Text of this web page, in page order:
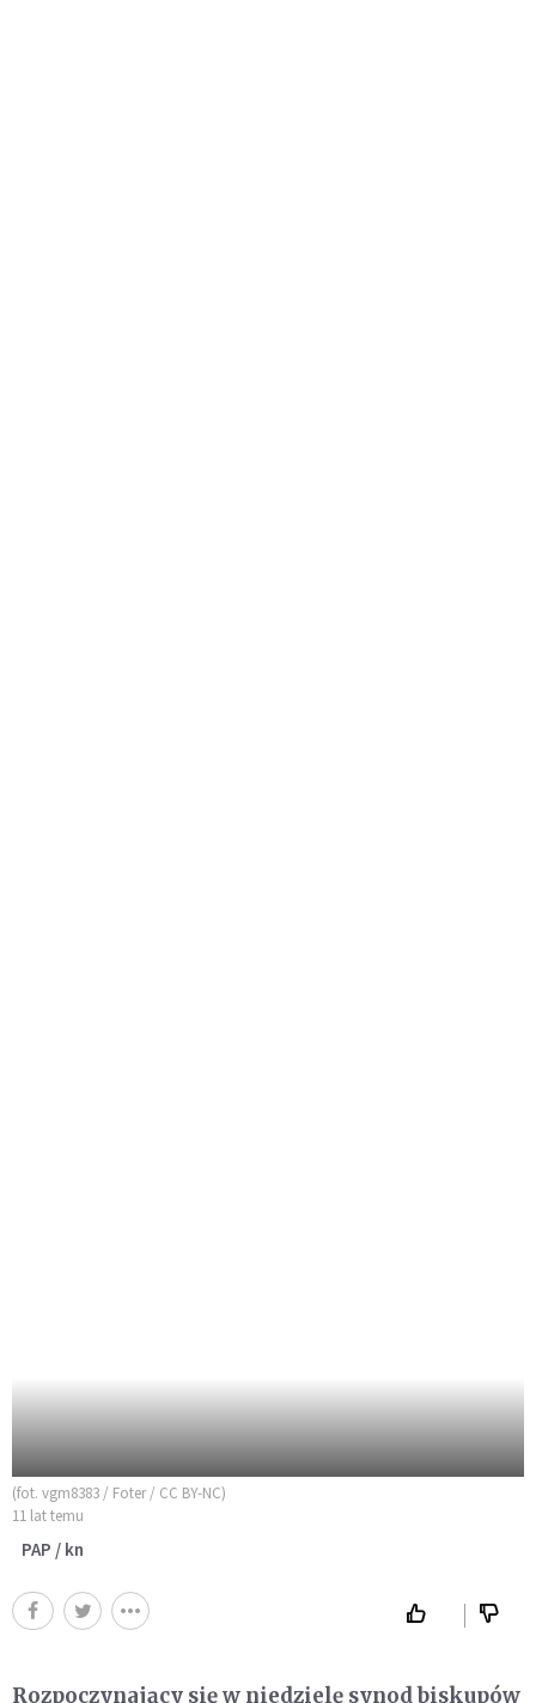
(fot. vgm8383 / Foter / CC BY-NC)
11 lat temu
PAP / kn
Rozpoczynający się w niedzielę synod biskupów